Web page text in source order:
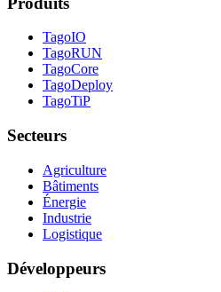
TagoIO
TagoRUN
TagoCore
TagoDeploy
TagoTiP
Secteurs
Agriculture
Bâtiments
Énergie
Industrie
Logistique
Développeurs